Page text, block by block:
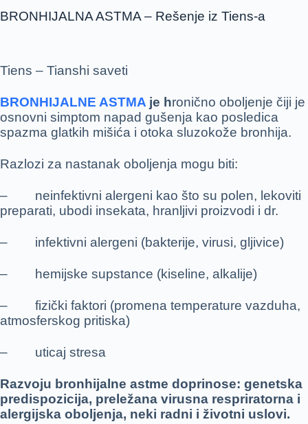
BRONHIJALNA ASTMA – Rešenje iz Tiens-a
Tiens – Tianshi saveti
BRONHIJALNE ASTMA je hronično oboljenje čiji je
osnovni simptom napad gušenja kao posledica
spazma glatkih mišića i otoka sluzokože bronhija.
Razlozi za nastanak oboljenja mogu biti:
– neinfektivni alergeni kao što su polen, lekoviti
preparati, ubodi insekata, hranljivi proizvodi i dr.
– infektivni alergeni (bakterije, virusi, gljivice)
– hemijske supstance (kiseline, alkalije)
– fizički faktori (promena temperature vazduha,
atmosferskog pritiska)
– uticaj stresa
Razvoju bronhijalne astme doprinose: genetska
predispozicija, preležana virusna respriratorna i
alergijska oboljenja, neki radni i životni uslovi.